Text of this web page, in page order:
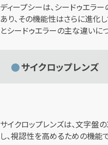
ディープシーは、シードゥエラ
あり、その機能性はさらに進化
とシードゥエラーの主な違いに
サイクロップレンズ
サイクロップレンズは、文字盤
し、視認性を高めるための機能で